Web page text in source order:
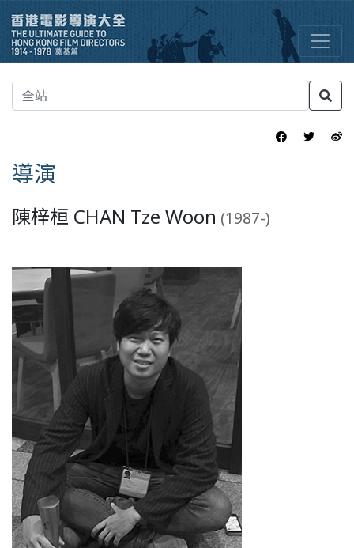
導演
陳梓桓 CHAN Tze Woon (1987-)